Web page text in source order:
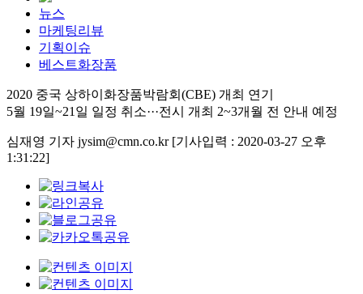
뉴스
마케팅리뷰
기획이슈
베스트화장품
2020 중국 상하이화장품박람회(CBE) 개최 연기
5월 19일~21일 일정 취소···전시 개최 2~3개월 전 안내 예정
심재영 기자 jysim@cmn.co.kr [기사입력 : 2020-03-27 오후
1:31:22]